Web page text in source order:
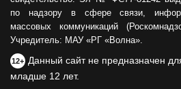
по надзору в сфере связи,
массовых коммуникаций
Учредитель: МАУ «РГ «Волна».
12+ Данный сайт не предназначен
младше 12 лет.